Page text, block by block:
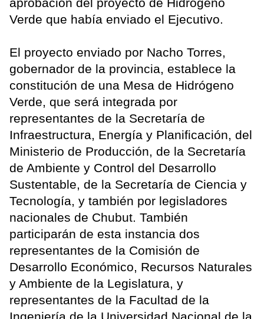
aprobación del proyecto de Hidrógeno
Verde que había enviado el Ejecutivo.
El proyecto enviado por Nacho Torres,
gobernador de la provincia, establece la
constitución de una Mesa de Hidrógeno
Verde, que será integrada por
representantes de la Secretaría de
Infraestructura, Energía y Planificación, del
Ministerio de Producción, de la Secretaría
de Ambiente y Control del Desarrollo
Sustentable, de la Secretaría de Ciencia y
Tecnología, y también por legisladores
nacionales de Chubut. También
participarán de esta instancia dos
representantes de la Comisión de
Desarrollo Económico, Recursos Naturales
y Ambiente de la Legislatura, y
representantes de la Facultad de la